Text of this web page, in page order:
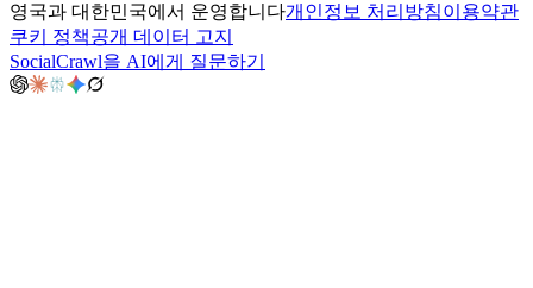
영국과 대한민국에서 운영합니다개인정보 처리방침이용약관
쿠키 정책공개 데이터 고지
SocialCrawl을 AI에게 질문하기